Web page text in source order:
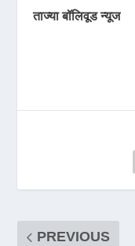
ताज्या बॉलिवूड न्यूज
PREVIOUS